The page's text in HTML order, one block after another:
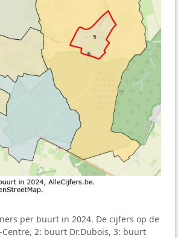
per buurt in 2024. De cijfers op de
2: buurt Dr.Dubois, 3: buurt